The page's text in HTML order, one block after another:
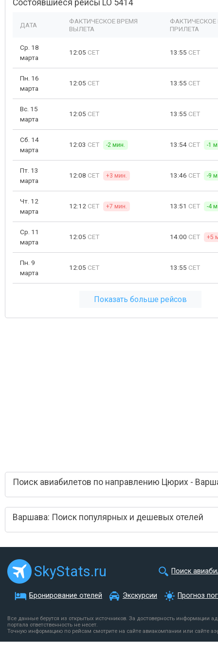
Состоявшиеся рейсы LO 5414
ДАТА
ФАКТИЧЕСКОЕ ВРЕМЯ
ВЫЛЕТА
ФАКТИЧЕСКОЕ
ПРИЛЕТА
Ср. 18
марта
12:05 CET 13:55 CET
Пн. 16
марта
12:05 CET 13:55 CET
Вс. 15
марта
12:05 CET 13:55 CET
Сб. 14
марта
12:03 CET -2 мин. 13:54 CET -1
Пт. 13
марта
12:08 CET +3 мин. 13:46 CET -9
Чт. 12
марта
12:12 CET +7 мин. 13:51 CET -4
Ср. 11
марта
12:05 CET 14:00 CET +5
Пн. 9
марта
12:05 CET 13:55 CET
Показать больше рейсов
Поиск авиабилетов по направлению Цюрих -
Варшава: Поиск популярных и дешевых отелей
SkyStats.ru Поиск
Бронирование отелей Экскурсии Прогноз
Все данные берутся из открытых источников. За достоверность информации
портала ответственность не несет.
Точную информацию по рейсам смотрите на сайте авиакомпании или сайте